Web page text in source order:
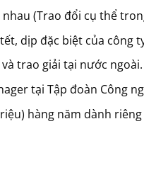
(Trao đổi cụ thể
dịp đặc biệt của công
trao giải tại nước ngoài.
tại Tập đoàn Công
hàng năm dành